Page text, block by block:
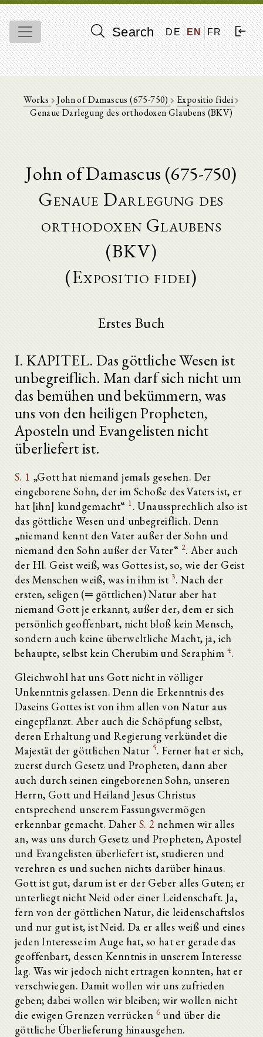
Search DE EN FR
Works John of Damascus (675-750) Expositio fidei
Genaue Darlegung des orthodoxen Glaubens (BKV)
John of Damascus (675-750)
Genaue Darlegung des
orthodoxen Glaubens
(BKV)
(Expositio fidei)
Erstes Buch
I. KAPITEL. Das göttliche Wesen ist
unbegreiflich. Man darf sich nicht um
das bemühen und bekümmern, was
uns von den heiligen Propheten,
Aposteln und Evangelisten nicht
überliefert ist.
S. 1 „Gott hat niemand jemals gesehen. Der
eingeborene Sohn, der im Schoße des Vaters ist, er
hat [ihn] kundgemacht“ 1. Unaussprechlich also ist
das göttliche Wesen und unbegreiflich. Denn
„niemand kennt den Vater außer der Sohn und
niemand den Sohn außer der Vater“ 2. Aber auch
der Hl. Geist weiß, was Gottes ist, so, wie der Geist
des Menschen weiß, was in ihm ist 3. Nach der
ersten, seligen (═ göttlichen) Natur aber hat
niemand Gott je erkannt, außer der, dem er sich
persönlich geoffenbart, nicht bloß kein Mensch,
sondern auch keine überweltliche Macht, ja, ich
behaupte, selbst kein Cherubim und Seraphim 4.
Gleichwohl hat uns Gott nicht in völliger
Unkenntnis gelassen. Denn die Erkenntnis des
Daseins Gottes ist von ihm allen von Natur aus
eingepflanzt. Aber auch die Schöpfung selbst,
deren Erhaltung und Regierung verkündet die
Majestät der göttlichen Natur 5. Ferner hat er sich,
zuerst durch Gesetz und Propheten, dann aber
auch durch seinen eingeborenen Sohn, unseren
Herrn, Gott und Heiland Jesus Christus
entsprechend unserem Fassungsvermögen
erkennbar gemacht. Daher S. 2 nehmen wir alles
an, was uns durch Gesetz und Propheten, Apostel
und Evangelisten überliefert ist, studieren und
verehren es und suchen nichts darüber hinaus.
Gott ist gut, darum ist er der Geber alles Guten; er
unterliegt nicht Neid oder einer Leidenschaft. Ja,
fern von der göttlichen Natur, die leidenschaftslos
und nur gut ist, ist Neid. Da er alles weiß und eines
jeden Interesse im Auge hat, so hat er gerade das
geoffenbart, dessen Kenntnis in unserem Interesse
lag. Was wir jedoch nicht ertragen konnten, hat er
verschwiegen. Damit wollen wir uns zufrieden
geben; dabei wollen wir bleiben; wir wollen nicht
die ewigen Grenzen verrücken 6 und über die
göttliche Überlieferung hinausgehen.